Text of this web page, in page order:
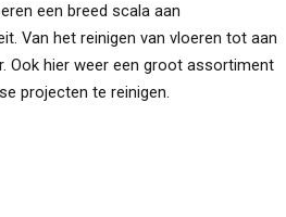
een breed scala aan
Van het reinigen van vloeren tot aan
Ook hier weer een groot assortiment
projecten te reinigen.